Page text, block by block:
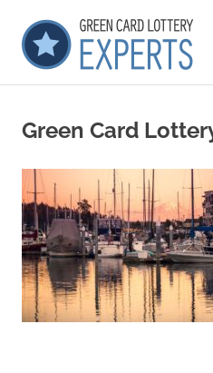
contenido
Experts
Green Card